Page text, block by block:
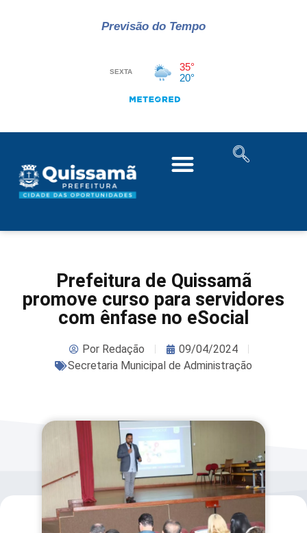
Previsão do Tempo
Prefeitura de Quissamã
promove curso para servidores
com ênfase no eSocial
PorRedação
09/04/2024
Secretaria Municipal de Administração